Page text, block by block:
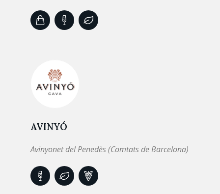
AVINYÓ
Avinyonet del Penedès (Comtats de Barcelona)